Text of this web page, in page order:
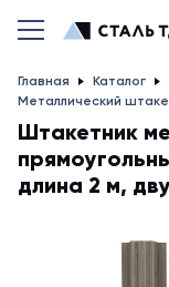
Главная Каталог
Металлический
Штакетник
длина 2 м,